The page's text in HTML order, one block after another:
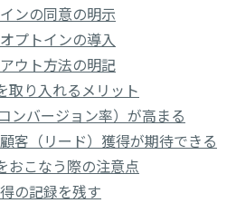
ンの同意の明示
プトインの導入
ウト方法の明記
取り入れるメリット
ンバージョン率）が高まる
客（リード）獲得が期待できる
おこなう際の注意点
の記録を残す